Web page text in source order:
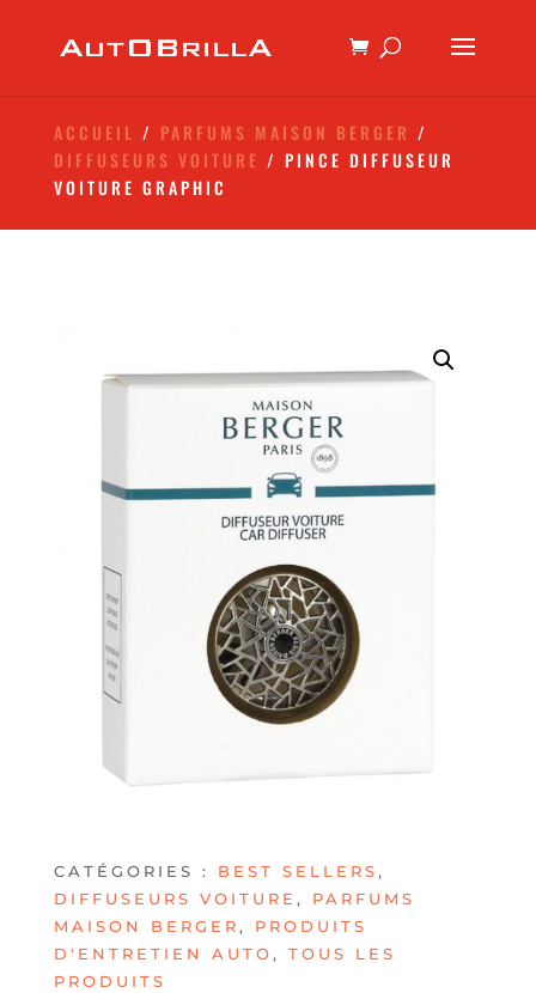
ACCUEIL / PARFUMS MAISON BERGER /
DIFFUSEURS VOITURE / PINCE DIFFUSEUR
VOITURE GRAPHIC
CATÉGORIES : BEST SELLERS ,
DIFFUSEURS VOITURE , PARFUMS
MAISON BERGER , PRODUITS
D'ENTRETIEN AUTO , TOUS LES
PRODUITS